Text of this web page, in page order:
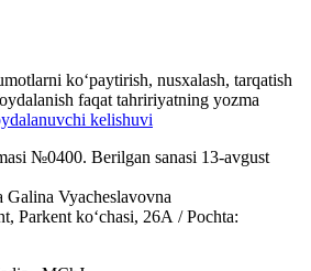
ko‘paytirish, nusxalash, tarqatish
faqat tahririyatning yozma
kelishuvi
№0400. Berilgan sanasi 13-avgust
Galina Vyacheslavovna
Parkent ko‘chasi, 26А / Pochta: